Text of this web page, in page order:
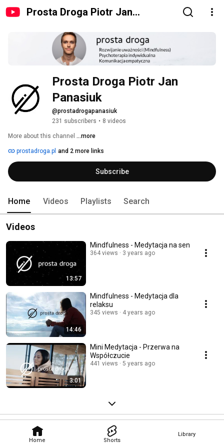
Prosta Droga Piotr Jan
Home Shorts
Library
Prosta Droga Piotr Jan
Panasiuk
@prostadrogapanasiuk
231 subscribers • 8 videos
More about this channel ...more
prostadroga.pl and 2 more links
Subscribe
Home Videos Playlists Search
Videos
13:57
Mindfulness - Medytacja na sen
364 views 3 years ago
14:46
Mindfulness - Medytacja dla
relaksu
345 views 4 years ago
3:01
Mini Medytacja - Przerwa na
Współczucie
441 views 5 years ago